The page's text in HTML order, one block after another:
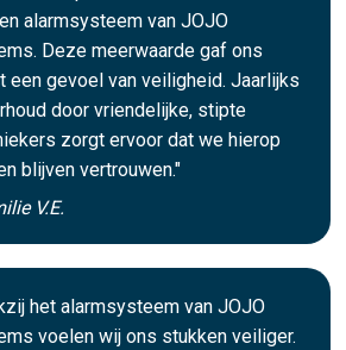
alarmsysteem van JOJO
Deze meerwaarde gaf ons
een gevoel van veiligheid. Jaarlijks
door vriendelijke, stipte
zorgt ervoor dat we hierop
blijven vertrouwen."
V.E.
het alarmsysteem van JOJO
voelen wij ons stukken veiliger.